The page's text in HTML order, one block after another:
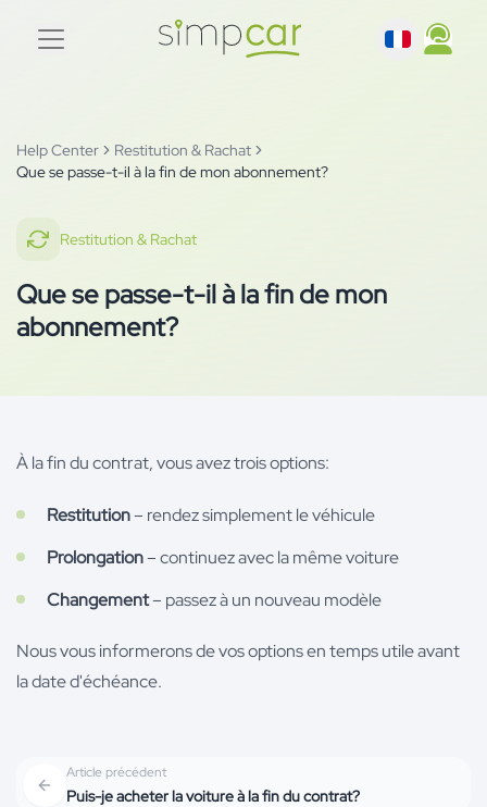
Help Center
Restitution & Rachat
Que se passe-t-il à la fin de mon abonnement?
Restitution & Rachat
Que se passe-t-il à la fin de mon
abonnement?
À la fin du contrat, vous avez trois options:
Restitution– rendez simplement le véhicule
Prolongation– continuez avec la même voiture
Changement– passez à un nouveau modèle
Nous vous informerons de vos options en temps utile avant
la date d'échéance.
Article précédent
Puis-je acheter la voiture à la fin du contrat?